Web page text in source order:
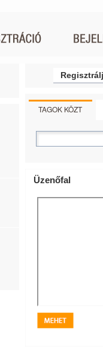
TAGOK KÖZT
Üzenőfal